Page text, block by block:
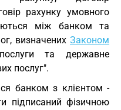
рахунку умовного
між банком та
визначених Законом
та державне
послуг".
банком з клієнтом -
підписаний фізичною